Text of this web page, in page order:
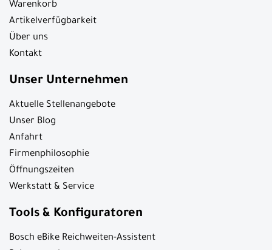
Warenkorb
Artikelverfügbarkeit
Über uns
Kontakt
Unser Unternehmen
Aktuelle Stellenangebote
Unser Blog
Anfahrt
Firmenphilosophie
Öffnungszeiten
Werkstatt & Service
Tools & Konfiguratoren
Bosch eBike Reichweiten-Assistent